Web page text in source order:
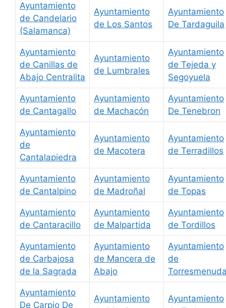
Ayuntamiento
de Candelario
(Salamanca)
Ayuntamiento
de Los Santos
Ayuntamiento
De Tardaguila
Ayuntamiento
de Canillas de
Abajo Centralita
Ayuntamiento
de Lumbrales
Ayuntamiento
de Tejeda y
Segoyuela
Ayuntamiento
de Cantagallo
Ayuntamiento
de Machacón
Ayuntamiento
De Tenebron
Ayuntamiento
de
Cantalapiedra
Ayuntamiento
de Macotera
Ayuntamiento
de Terradillos
Ayuntamiento
de Cantalpino
Ayuntamiento
de Madroñal
Ayuntamiento
de Topas
Ayuntamiento
de Cantaracillo
Ayuntamiento
de Malpartida
Ayuntamiento
de Tordillos
Ayuntamiento
de Carbajosa
de la Sagrada
Ayuntamiento
de Mancera de
Abajo
Ayuntamiento
de
Ayuntamiento
De Carpio De
Ayuntamiento
Ayuntamiento